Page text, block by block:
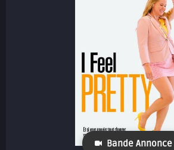
Bande Annonce